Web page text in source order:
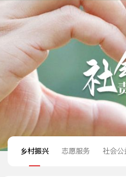
乡村振兴 志愿服务 社会公